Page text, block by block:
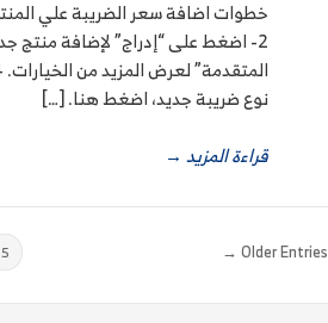
المتقدمة” لعرض المزيد من الخيارات. 4- اختر نوع الضريبة الذي تريده.
نوع ضريبة جديد، اضغط هنا. […]
قراءة المزيد →
5 Older Entries →